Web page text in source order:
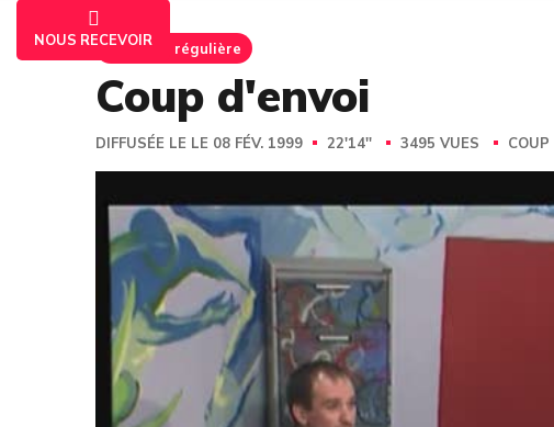
NOUS RECEVOIREmission régulière
Coup d'envoi
DIFFUSÉE LE LE 08 FÉV. 1999 22'14'' 3495 VUES